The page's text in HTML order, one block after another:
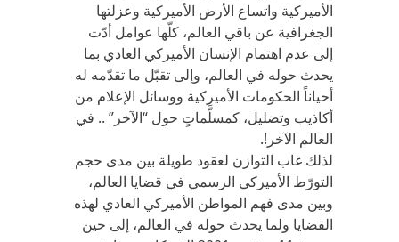
الأميركية واتساع الأرض الأميركية وعزلتها
الجغرافية عن باقي العالم، كلّها عوامل أدّت
إلى عدم اهتمام الإنسان الأميركي العادي بما
يحدث حوله في العالم، وإلى تقبّل ما تقدّمه له
أحياناً الحكومات الأميركية ووسائل الإعلام من
أكاذيب وتضليل، كمسلَّماتٍ حول “الآخر” .. في
العالم الآخر!.
لذلك غاب التوازن لعقود طويلة بين مدى حجم
التورّط الأميركي الرسمي في قضايا العالم،
وبين مدى فهم المواطن الأميركي العادي لهذه
القضايا ولما يحدث حوله في العالم، إلى حين